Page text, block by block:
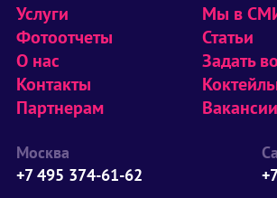
Услуги
Фотоотчеты
О нас
Контакты
Партнерам
Мы в
Статьи
Задать
Вакансии
Москва
+7 495 374-61-62